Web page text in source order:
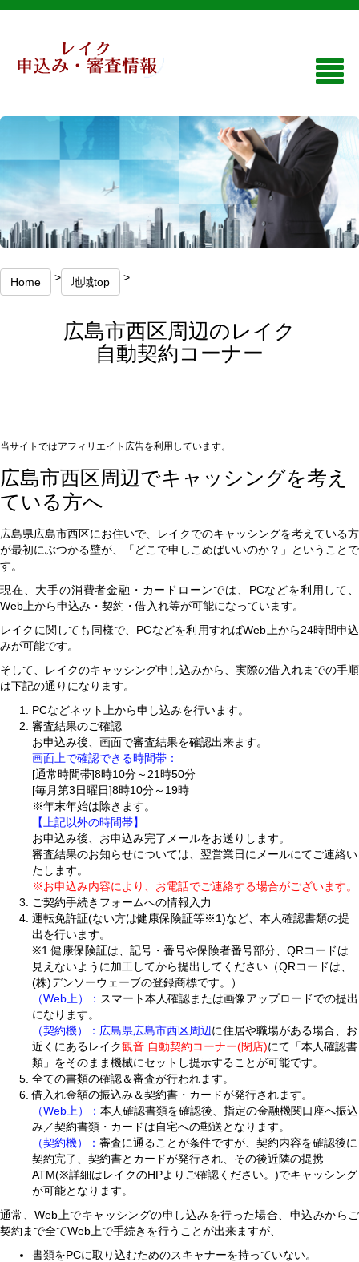
Home > 地域top >
広島市西区周辺のレイク
自動契約コーナー
当サイトではアフィリエイト広告を利用しています。
広島市西区周辺でキャッシングを考え
ている方へ
広島県広島市西区にお住いで、レイクでのキャッシングを考えている方
が最初にぶつかる壁が、「どこで申しこめばいいのか？」ということで
す。
現在、大手の消費者金融・カードローンでは、PCなどを利用して、
Web上から申込み・契約・借入れ等が可能になっています。
レイクに関しても同様で、PCなどを利用すればWeb上から24時間申込
みが可能です。
そして、レイクのキャッシング申し込みから、実際の借入れまでの手順
は下記の通りになります。
PCなどネット上から申し込みを行います。
審査結果のご確認
お申込み後、画面で審査結果を確認出来ます。
画面上で確認できる時間帯：
[通常時間帯]8時10分～21時50分
[毎月第3日曜日]8時10分～19時
※年末年始は除きます。
【上記以外の時間帯】
お申込み後、お申込み完了メールをお送りします。
審査結果のお知らせについては、翌営業日にメールにてご連絡い
たします。
※お申込み内容により、お電話でご連絡する場合がございます。
ご契約手続きフォームへの情報入力
運転免許証(ない方は健康保険証等※1)など、本人確認書類の提
出を行います。
※1.健康保険証は、記号・番号や保険者番号部分、QRコードは
見えないように加工してから提出してください（QRコードは、
(株)デンソーウェーブの登録商標です。）
（Web上）： スマート本人確認または画像アップロードでの提出
になります。
（契約機）： 広島県広島市西区周辺に住居や職場がある場合、お
近くにあるレイク観音 自動契約コーナー(閉店)にて「本人確認書
類」をそのまま機械にセットし提示することが可能です。
全ての書類の確認＆審査が行われます。
借入れ金額の振込み＆契約書・カードが発行されます。
（Web上）： 本人確認書類を確認後、指定の金融機関口座へ振込
み／契約書類・カードは自宅への郵送となります。
（契約機）： 審査に通ることが条件ですが、契約内容を確認後に
契約完了、契約書とカードが発行され、その後近隣の提携
ATM(※詳細はレイクのHPよりご確認ください。)でキャッシング
が可能となります。
通常、Web上でキャッシングの申し込みを行った場合、申込みからご
契約まで全てWeb上で手続きを行うことが出来ますが、
書類をPCに取り込むためのスキャナーを持っていない。